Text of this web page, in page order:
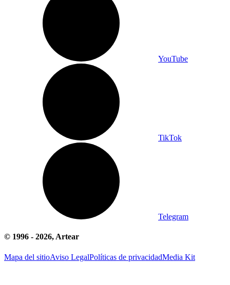
YouTube
TikTok
Telegram
© 1996 - 2026, Artear
Mapa del sitioAviso LegalPolíticas de privacidadMedia Kit